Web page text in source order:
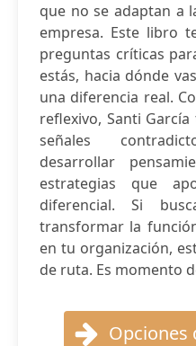
que no se adaptan a
empresa. Este libro
preguntas críticas
estás, hacia dónde
una diferencia real.
reflexivo, Santi
señales
desarrollar
estrategias que
diferencial. Si
transformar la
en tu organización,
de ruta. Es momento
Opciones